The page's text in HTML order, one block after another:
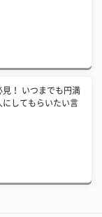
見！ いつまでも円満
にしてもらいたい言